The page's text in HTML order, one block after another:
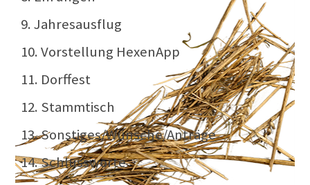
9. Jahresausflug
10. Vorstellung HexenApp
11. Dorffest
12. Stammtisch
13. Sonstiges/Wünsche/Anträge
14. Schlussworte